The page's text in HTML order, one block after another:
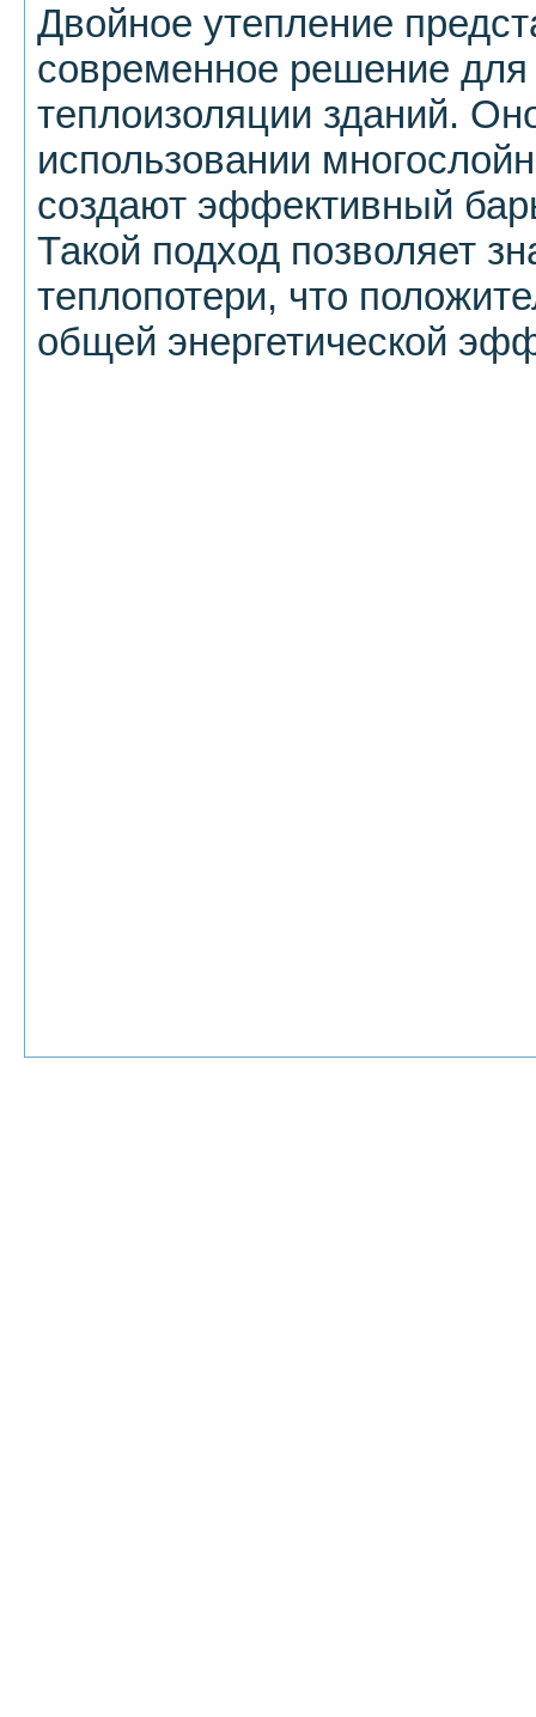
Двойное утепление
современное решение
теплоизоляции зданий.
использовании
создают эффективный
Такой подход позволяет
теплопотери, что
общей энергетической